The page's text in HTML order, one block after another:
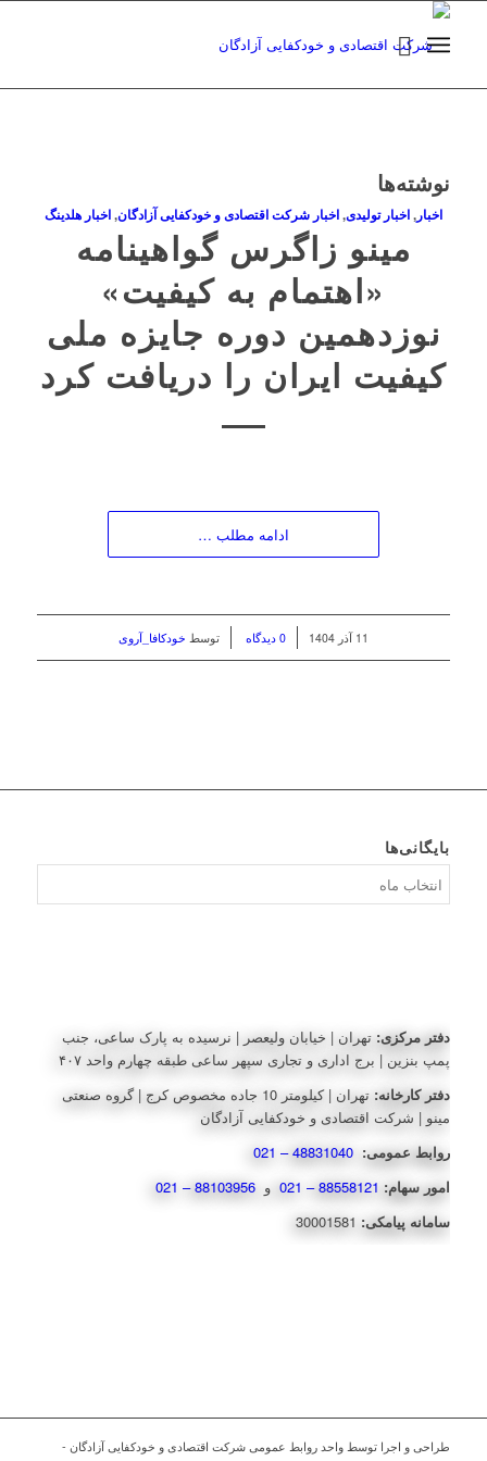
نوشته‌ها
اخبار,اخبار تولیدی,اخبار شرکت اقتصادی و خودکفایی آزادگان,اخبار هلدینگ
مینو زاگرس گواهینامه
«اهتمام به کیفیت»
نوزدهمین دوره جایزه ملی
کیفیت ایران را دریافت کرد
ادامه مطلب …
11 آذر 1404/ 0 دیدگاه توسط خودکافا_آر‌وی
بایگانی‌ها
دفتر مرکزی: تهران | خیابان ولیعصر | نرسیده به پارک ساعی، جنب
پمپ بنزین | برج اداری و تجاری سپهر ساعی طبقه چهارم واحد ۴۰۷
دفتر کارخانه:
تهران | کیلومتر 10 جاده مخصوص کرج | گروه صنعتی
مینو | شرکت اقتصادی و خودکفایی آزادگان
روابط عمومی:
امور سهام: 88558121 – 021 و
سامانه پیامکی:
طراحی و اجرا توسط واحد روابط عمومی شرکت اقتصادی و خودکفایی آزادگان -